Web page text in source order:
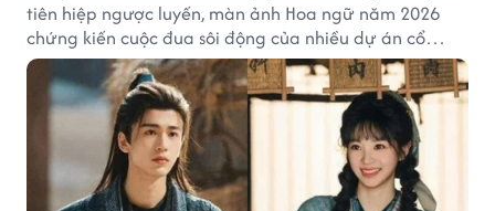
tiên hiệp ngược luyến, màn ảnh Hoa ngữ năm 2026
chứng kiến cuộc đua sôi động của nhiều dự án cổ
trang có độ thảo luận cao.